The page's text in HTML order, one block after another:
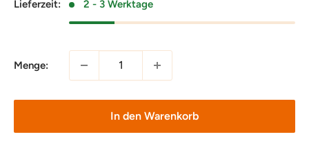
Lieferzeit: 2 - 3 Werktage
Menge:
In den Warenkorb